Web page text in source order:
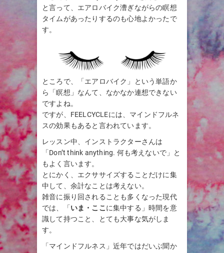
と言って、エアロバイク漕ぎながらの瞑想
タイムがあったりするのも心地よかったで
す。
ところで、「エアロバイク」という単語か
ら「瞑想」なんて、なかなか連想できない
ですよね。
ですが、FEELCYCLEには、マインドフルネ
スの効果もあると言われています。
レッスン中、インストラクターさんは
「Don’t think anything. 何も考えないで」と
もよく言います。
とにかく、エクササイズすることだけに集
中して、余計なことは考えない。
雑音に振り回されることも多くなった現代
では、「いま・ここ に集中する」時間を意
識して持つこと、とても大事な気がしま
す。
「マインドフルネス」近年ではだいぶ聞か